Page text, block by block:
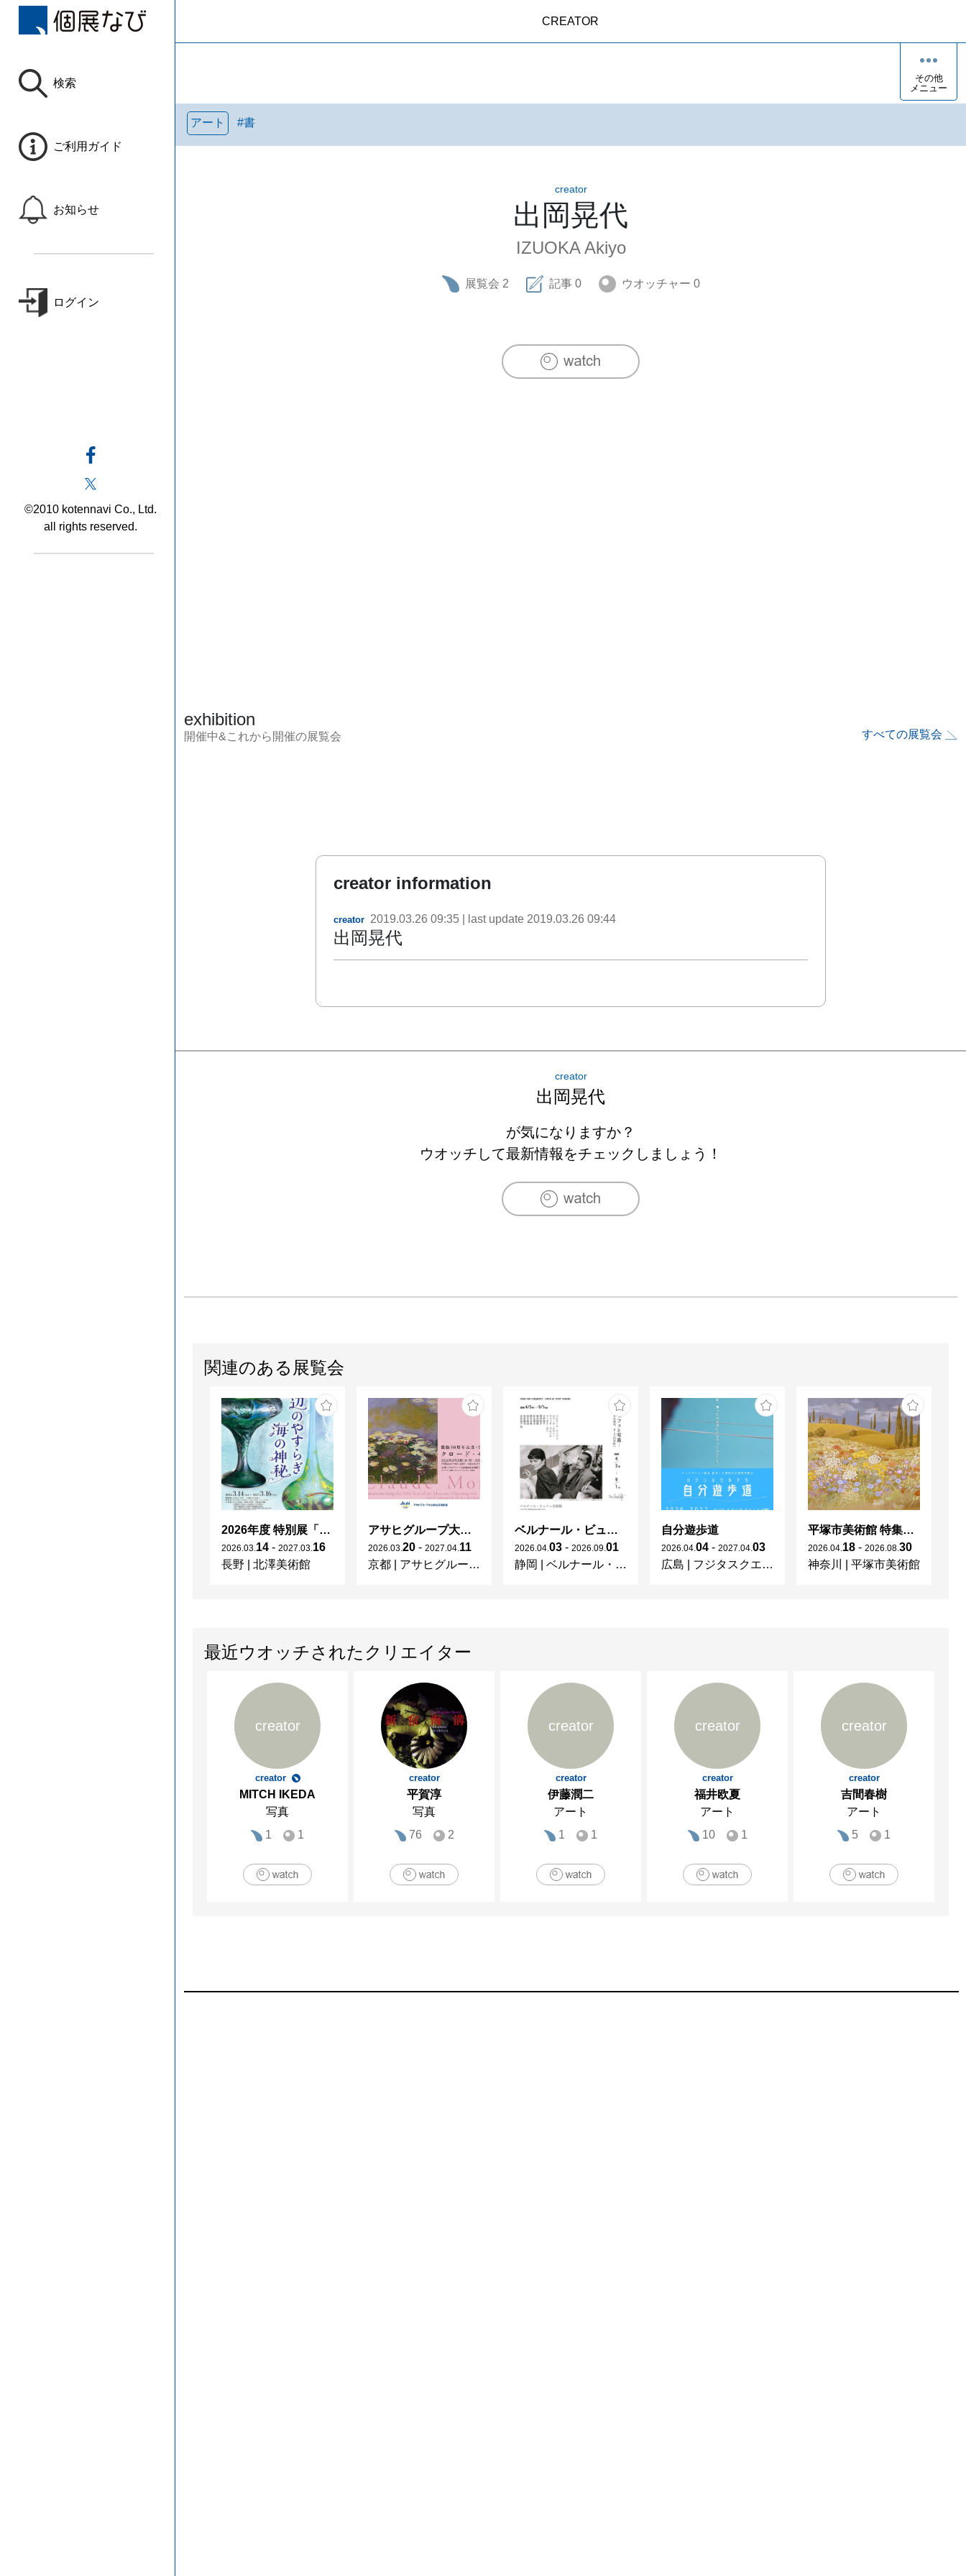
検索
ご利用ガイド
お知らせ
ログイン
©2010 kotennavi Co., Ltd.
all rights reserved.
CREATOR
その他
メニュー
アート #書
creator
出岡晃代
IZUOKA Akiyo
展覧会 2 記事 0 ウオッチャー 0
exhibition
開催中&これから開催の展覧会 すべての展覧会
creator information
creator 2019.03.26 09:35 | last update 2019.03.26 09:44
出岡晃代
creator
出岡晃代
が気になりますか？
ウオッチして最新情報をチェックしましょう！
関連のある展覧会
2026年度 特別展「ガレとドーム、アール･ヌーヴォーのガラス 水辺のやすらぎ、海の神秘」
2026 03 14 - 2027 03 16
長野
北澤美術館
アサヒグループ大山崎山荘美術館 開館30周年記念展「没後100年 クロード・モネ」
2026 03 20 - 2027 04 11
京都
アサヒグループ大山崎山荘美術館
ベルナール・ビュフェと写真 ーカメラがとらえたビュフェとその時代、そして21 世紀へ
2026 04 03 - 2026 09 01
静岡
ベルナール・ビュフェ美術館
自分遊歩道
2026 04 04 - 2027 04 03
広島
フジタスクエアまるくる大野
平塚市美術館 特集展 花の表現、その多様性／特別展示 新収蔵品展
2026 04 18 - 2026 08 30
神奈川
平塚市美術館
最近ウオッチされたクリエイター
creator
creator
MITCH IKEDA
写真
1
1
creator
平賀淳
写真
76
2
creator
creator
伊藤潤二
アート
1
1
creator
creator
福井欧夏
アート
10
1
creator
creator
吉間春樹
アート
5
1